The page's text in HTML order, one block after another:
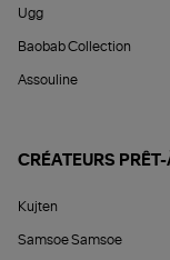
Ugg
Baobab Collection
Assouline
CRÉATEURS
Kujten
Samsoe Samsoe